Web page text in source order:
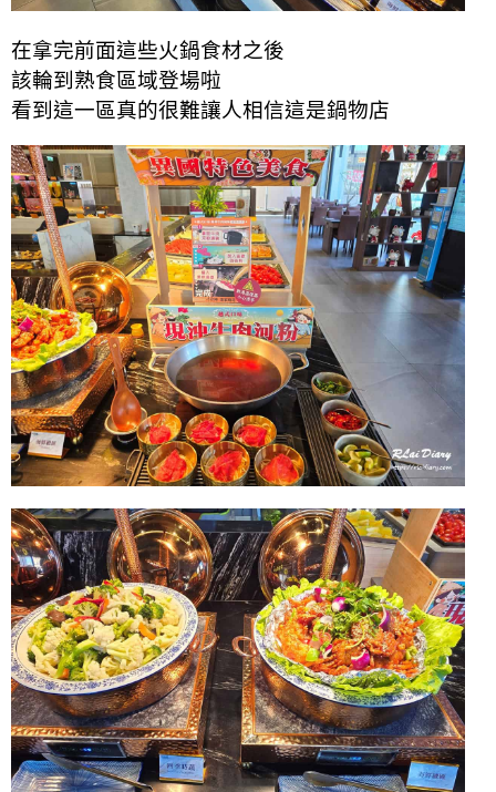
在拿完前面這些火鍋食材之後
該輪到熟食區域登場啦
看到這一區真的很難讓人相信這是鍋物店